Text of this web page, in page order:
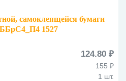
самоклеящейся бумаги
1527
124.80 ₽
155 ₽
1 шт.